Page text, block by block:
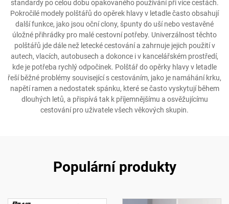
standardy po celou dobu opakovaného používání při více cestách.
Pokročilé modely polštářů do opěrek hlavy v letadle často obsahují
další funkce, jako jsou oční clony, špunty do uší nebo vestavěné
úložné přihrádky pro malé cestovní potřeby. Univerzálnost těchto
polštářů jde dále než letecké cestování a zahrnuje jejich použití v
autech, vlacích, autobusech a dokonce i v kancelářském prostředí,
kde je potřeba rychlý odpočinek. Polštář do opěrky hlavy v letadle
řeší běžné problémy související s cestováním, jako je namáhání krku,
napětí ramen a nedostatek spánku, které se často vyskytují během
dlouhých letů, a přispívá tak k příjemnějšímu a osvěžujícímu
cestování pro uživatele všech věkových skupin.
Populární produkty